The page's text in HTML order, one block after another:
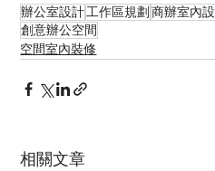
辦公室設計工作區規劃商辦室內
創意辦公空間
空間室內裝修
相關文章